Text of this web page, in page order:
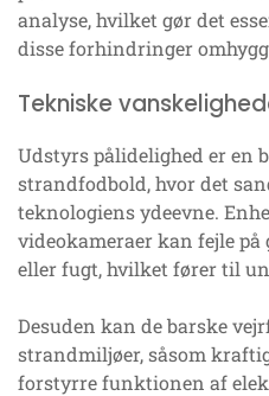
analyse, hvilket gør det
disse forhindringer
Tekniske
Udstyrs pålidelighed er en
strandfodbold, hvor det
teknologiens ydeevne.
videokameraer kan fejle
eller fugt, hvilket fører til
Desuden kan de barske
strandmiljøer, såsom
forstyrre funktionen af